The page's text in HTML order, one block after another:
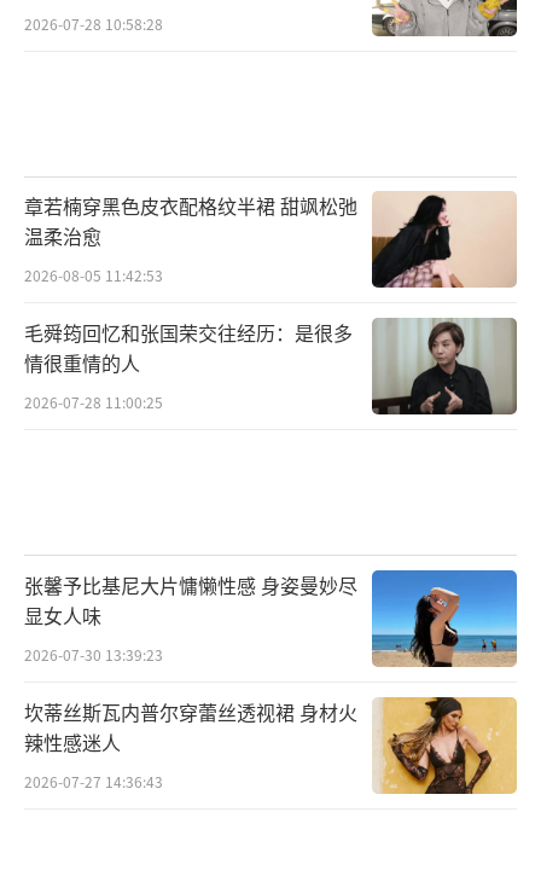
2026-07-28 10:58:28
章若楠穿黑色皮衣配格纹半裙 甜飒松弛
温柔治愈
2026-08-05 11:42:53
毛舜筠回忆和张国荣交往经历：是很多
情很重情的人
2026-07-28 11:00:25
张馨予比基尼大片慵懒性感 身姿曼妙尽
显女人味
2026-07-30 13:39:23
坎蒂丝斯瓦内普尔穿蕾丝透视裙 身材火
辣性感迷人
2026-07-27 14:36:43